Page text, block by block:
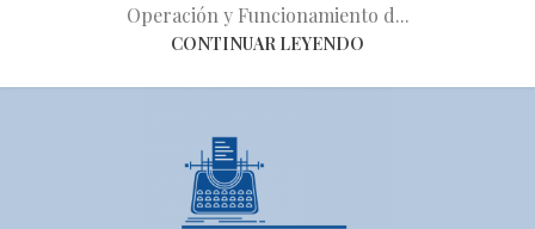
Operación y Funcionamiento d...
CONTINUAR LEYENDO